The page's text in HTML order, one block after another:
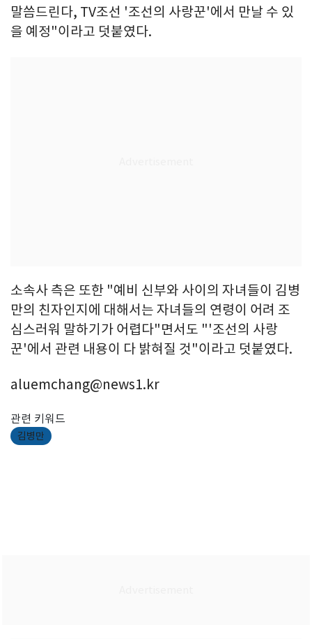
말씀드린다, TV조선 '조선의 사랑꾼'에서 만날 수 있
을 예정"이라고 덧붙였다.
소속사 측은 또한 "예비 신부와 사이의 자녀들이 김병
만의 친자인지에 대해서는 자녀들의 연령이 어려 조
심스러워 말하기가 어렵다"면서도 "'조선의 사랑
꾼'에서 관련 내용이 다 밝혀질 것"이라고 덧붙였다.
aluemchang@news1.kr
관련 키워드
김병만